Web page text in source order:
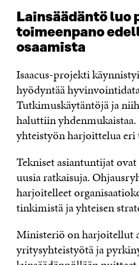
Lainsäädäntö luo
toimeenpano
osaamista
Isaacus-projekti
hyödyntää
Tutkimuskäytäntöjä ja
haluttiin
yhteistyön harjoittelua
Tekniset asiantuntijat
uusia ratkaisuja.
harjoitelleet
tinkimistä ja yhteisen
Ministeriö on harjoitellut
yritysyhteistyötä ja